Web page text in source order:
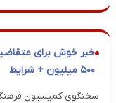
خبر خوش برای
۵۰۰ میلیون + شرایط
سخنگوی کمیسیون